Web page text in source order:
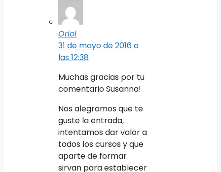
Oriol
31 de mayo de 2016 a
las 12:38
Muchas gracias por tu
comentario Susanna!
Nos alegramos que te
guste la entrada,
intentamos dar valor a
todos los cursos y que
aparte de formar
sirvan para establecer